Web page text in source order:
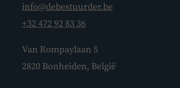
info@debestuurder.be
+32 472 92 83 36
Van Rompaylaan 5
2820 Bonheiden, België
Hey! Heb je een vraag over goed
bestuur? Stel ze gerust!